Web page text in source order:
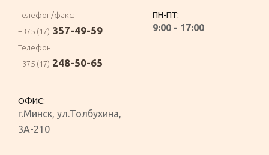
Телефон/факс:
+375 (17) 357-49-59
Телефон:
+375 (17) 248-50-65
ОФИС:
г.Минск, ул.Толбухина,
3А-210
ПН-ПТ:
9:00 - 17:00